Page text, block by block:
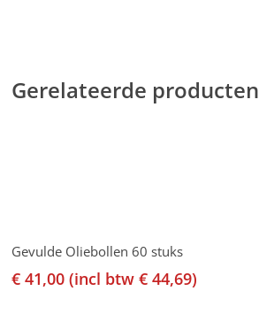
Gerelateerde producten
Toevoegen Aan Winkelwagen
Gevulde Oliebollen 60 stuks
€ 41,00 (incl btw€ 44,69)